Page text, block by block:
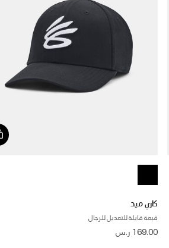
كاري ميد
قبعة قابلة للتعديل للرجال
169.00 ر.س